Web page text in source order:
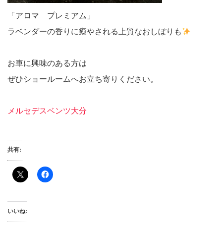
「アロマ プレミアム」
ラベンダーの香りに癒やされる上質なおしぼりも
お車に興味のある方は
ぜひショールームへお立ち寄りください。
メルセデスベンツ大分
共有:
いいね: